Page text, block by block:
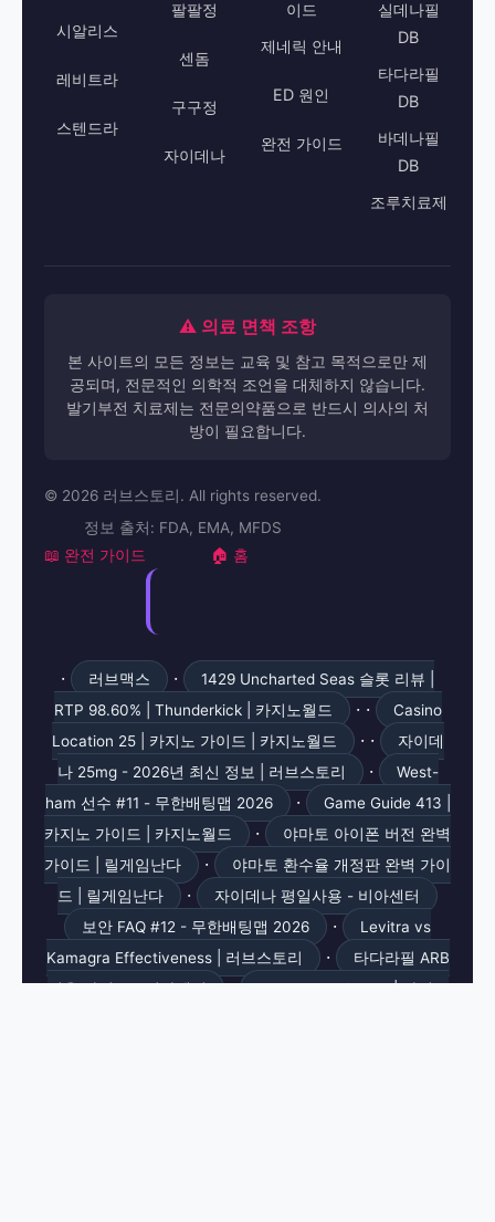
시알리스
레비트라
스텐드라
팔팔정
센돔
구구정
자이데나
이드
제네릭 안내
ED 원인
완전 가이드
실데나필
DB
타다라필
DB
바데나필
DB
조루치료제
⚠️ 의료 면책 조항
본 사이트의 모든 정보는 교육 및 참고 목적으로만 제
공되며, 전문적인 의학적 조언을 대체하지 않습니다.
발기부전 치료제는 전문의약품으로 반드시 의사의 처
방이 필요합니다.
© 2026 러브스토리. All rights reserved.
정보 출처: FDA, EMA, MFDS
📖 완전 가이드 🏠 홈
· 러브맥스 ·
1429 Uncharted Seas 슬롯 리뷰 |
RTP 98.60% | Thunderkick | 카지노월드
· ·
Casino
Location 25 | 카지노 가이드 | 카지노월드
· ·
자이데
나 25mg - 2026년 최신 정보 | 러브스토리
·
West-
ham 선수 #11 - 무한배팅맵 2026
·
Game Guide 413 |
카지노 가이드 | 카지노월드
·
야마토 아이폰 버전 완벽
가이드 | 릴게임난다
·
야마토 환수율 개정판 완벽 가이
드 | 릴게임난다
·
자이데나 평일사용 - 비아센터
보안 FAQ #12 - 무한배팅맵 2026
·
Levitra vs
Kamagra Effectiveness | 러브스토리
·
타다라필 ARB
병용 가이드 - 비아센터
·
Payment Guide 99 | 카지노